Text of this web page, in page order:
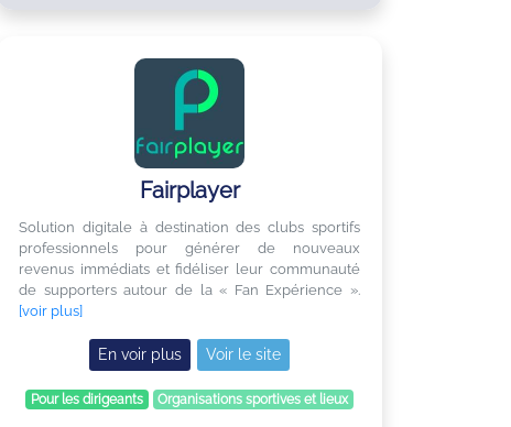
Fairplayer
Solution digitale à destination des clubs sportifs
professionnels pour générer de nouveaux
revenus immédiats et fidéliser leur communauté
de supporters autour de la « Fan Expérience ».
[voir plus]
En voir plus Voir le site
Pour les dirigeants Organisations sportives et lieux